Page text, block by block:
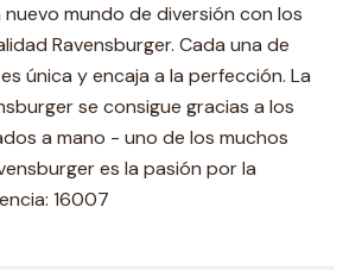
mundo de diversión con los
Ravensburger. Cada una de
única y encaja a la perfección. La
se consigue gracias a los
a mano - uno de los muchos
es la pasión por la
16007